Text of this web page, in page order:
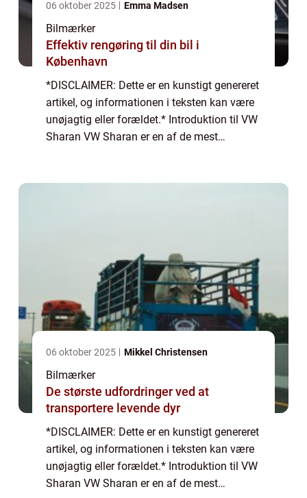
06 oktober 2025 Emma Madsen
Bilmærker
Effektiv rengøring til din bil i
København
*DISCLAIMER: Dette er en kunstigt genereret
artikel, og informationen i teksten kan være
unøjagtig eller forældet.* Introduktion til VW
Sharan VW Sharan er en af de mest
06 oktober 2025 Mikkel Christensen
Bilmærker
De største udfordringer ved at
transportere levende dyr
*DISCLAIMER: Dette er en kunstigt genereret
artikel, og informationen i teksten kan være
unøjagtig eller forældet.* Introduktion til VW
Sharan VW Sharan er en af de mest